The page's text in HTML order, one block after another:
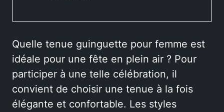
Quelle tenue guinguette pour femme est
idéale pour une fête en plein air ? Pour
participer à une telle célébration, il
convient de choisir une tenue à la fois
élégante et confortable. Les styles